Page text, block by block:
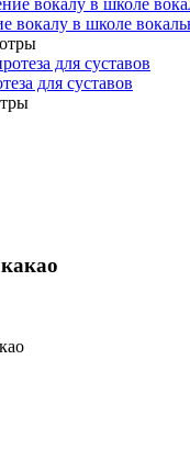
вокалу в школе
для суставов